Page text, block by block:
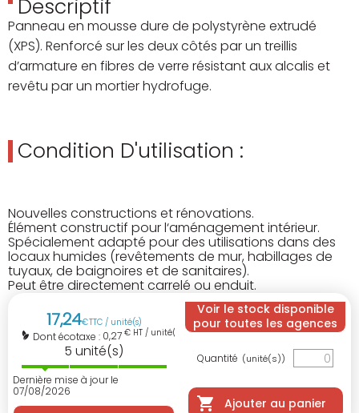
Descriptif
Panneau en mousse dure de polystyrène extrudé
(XPS). Renforcé sur les deux côtés par un treillis
d’armature en fibres de verre résistant aux alcalis et
revêtu par un mortier hydrofuge.
Condition D'utilisation :
Nouvelles constructions et rénovations.
Élément constructif pour l‘aménagement intérieur.
Spécialement adapté pour des utilisations dans des
locaux humides (revêtements de mur, habillages de
tuyaux, de baignoires et de sanitaires).
Peut être directement carrelé ou enduit.
17,24€TTC / unité(s)
Dont écotaxe : 0,27 € HT / unité(s)
5 unité(s)
Dernière mise à jour le
07/08/2026
Voir le stock disponible
pour toutes les agences
Quantité (unité(s))
Ajouter au panier